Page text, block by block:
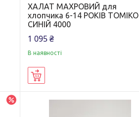
ХАЛАТ МАХРОВИЙ для
хлопчика 6-14 РОКІВ ТОМІКО
СИНІЙ 4000
1 095 ₴
В наявності